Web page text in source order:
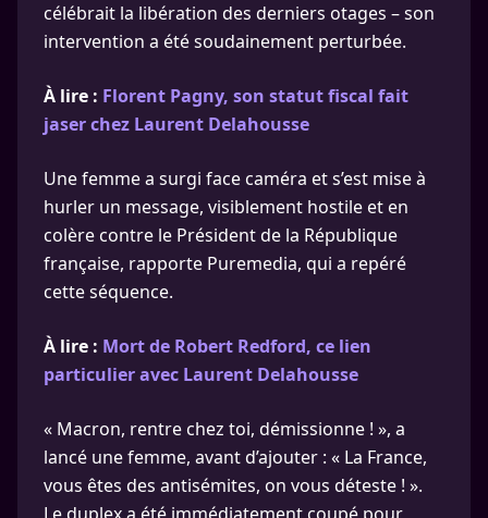
célébrait la libération des derniers otages – son
intervention a été soudainement perturbée.
À lire : Florent Pagny, son statut fiscal fait
jaser chez Laurent Delahousse
Une femme a surgi face caméra et s’est mise à
hurler un message, visiblement hostile et en
colère contre le Président de la République
française, rapporte Puremedia, qui a repéré
cette séquence.
À lire : Mort de Robert Redford, ce lien
particulier avec Laurent Delahousse
« Macron, rentre chez toi, démissionne ! », a
lancé une femme, avant d’ajouter : « La France,
vous êtes des antisémites, on vous déteste ! ».